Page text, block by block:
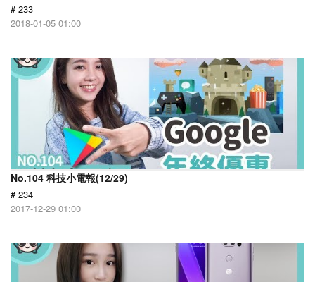
# 233
2018-01-05 01:00
No.104 科技小電報(12/29)
# 234
2017-12-29 01:00